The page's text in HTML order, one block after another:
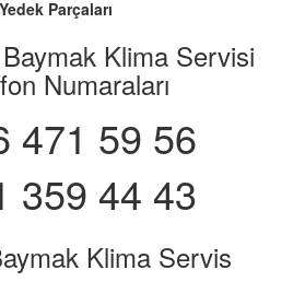
Parçaları
Klima Servisi
Numaraları
471 59 56
359 44 43
Klima Servis